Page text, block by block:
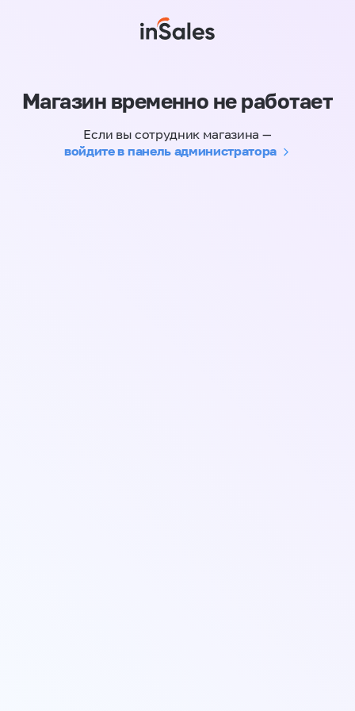
Магазин временно не работает
Если вы сотрудник магазина —
войдите в панель администратора